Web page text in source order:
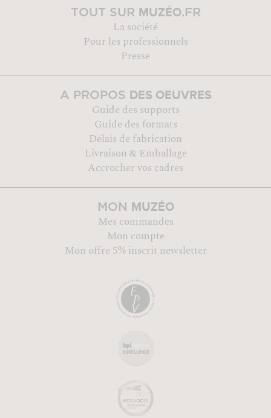
TOUT SUR MUZÉO.FR
La société
Pour les professionnels
Presse
A PROPOS DES OEUVRES
Guide des supports
Guide des formats
Délais de fabrication
Livraison & Emballage
Accrocher vos cadres
MON MUZÉO
Mes commandes
Mon compte
Mon offre 5% inscrit newsletter